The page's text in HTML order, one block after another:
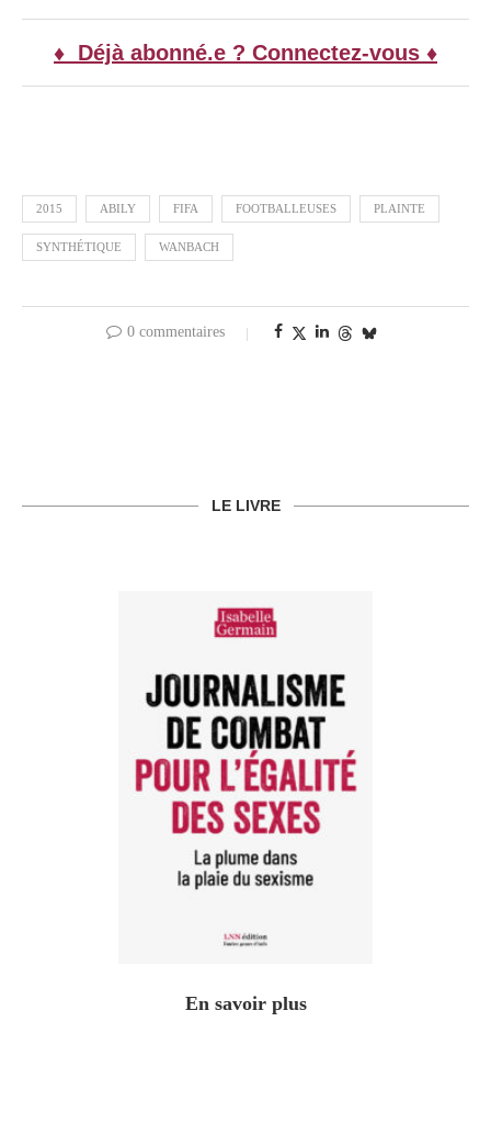
♦ Déjà abonné.e ? Connectez-vous ♦
2015 ABILY FIFA FOOTBALLEUSES PLAINTE
SYNTHÉTIQUE WANBACH
0 commentaires
LE LIVRE
En savoir plus